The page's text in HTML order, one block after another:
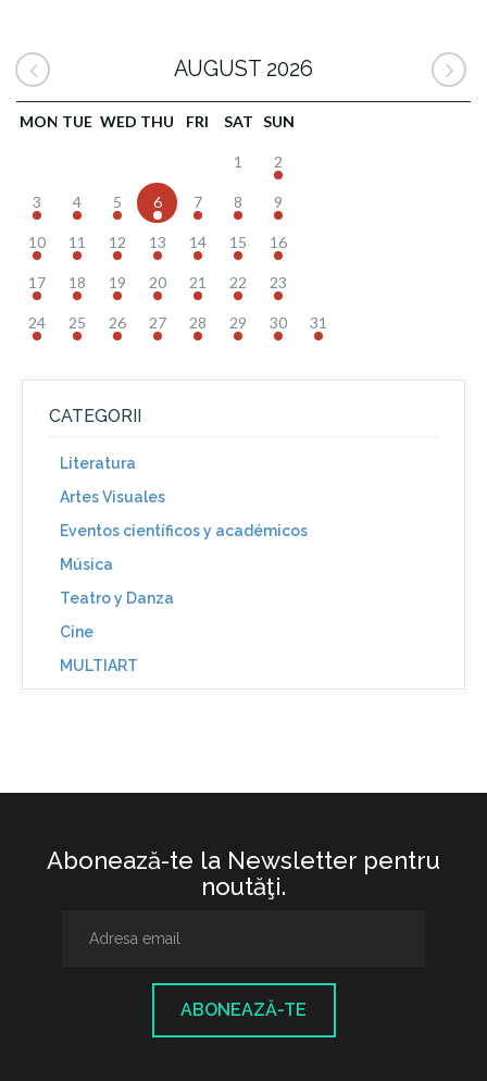
AUGUST 2026
MON TUE WED THU FRI SAT SUN
1 2
3 4 5 6 7 8 9
10 11 12 13 14 15 16
17 18 19 20 21 22 23
24 25 26 27 28 29 30 31
CATEGORII
Literatura
Artes Visuales
Eventos científicos y académicos
Música
Teatro y Danza
Cine
MULTIART
Abonează-te la Newsletter pentru
noutăţi.
ABONEAZĂ-TE